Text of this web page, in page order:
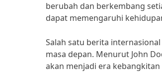
berubah dan berkembang
dapat memengaruhi
Salah satu berita
masa depan. Menurut John
akan menjadi era